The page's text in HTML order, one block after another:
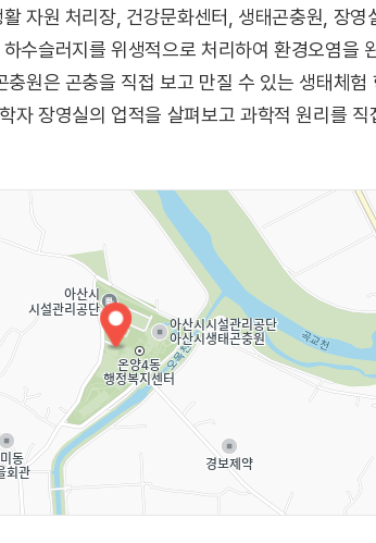
자원 처리장, 건강문화센터, 생태곤충원, 장
수슬러지를 위생적으로 처리하여 환경오염을
원은 곤충을 직접 보고 만질 수 있는 생태체
자 장영실의 업적을 살펴보고 과학적 원리를